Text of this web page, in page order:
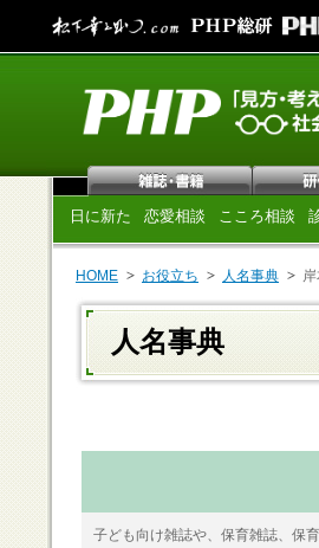
日に新た 恋愛相談 こころ相談
HOME お役立ち 人名事典
人名事典
子ども向け雑誌や、保育雑誌、保